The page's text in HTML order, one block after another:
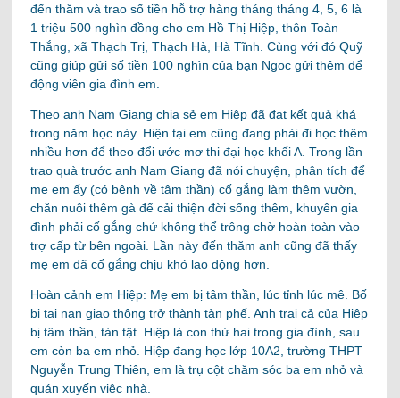
đến thăm và trao số tiền hỗ trợ hàng tháng tháng 4, 5, 6 là
1 triệu 500 nghìn đồng cho em Hồ Thị Hiệp, thôn Toàn
Thắng, xã Thạch Trị, Thạch Hà, Hà Tĩnh. Cùng với đó Quỹ
cũng giúp gửi số tiền 100 nghìn của bạn Ngoc gửi thêm để
động viên gia đình em.
Theo anh Nam Giang chia sẻ em Hiệp đã đạt kết quả khá
trong năm học này. Hiện tại em cũng đang phải đi học thêm
nhiều hơn để theo đổi ước mơ thi đại học khối A. Trong lần
trao quà trước anh Nam Giang đã nói chuyện, phân tích để
mẹ em ấy (có bệnh về tâm thần) cố gắng làm thêm vườn,
chăn nuôi thêm gà để cải thiện đời sống thêm, khuyên gia
đình phải cố gắng chứ không thể trông chờ hoàn toàn vào
trợ cấp từ bên ngoài. Lần này đến thăm anh cũng đã thấy
mẹ em đã cố gắng chịu khó lao động hơn.
Hoàn cảnh em Hiệp: Mẹ em bị tâm thần, lúc tỉnh lúc mê. Bố
bị tai nạn giao thông trở thành tàn phế. Anh trai cả của Hiệp
bị tâm thần, tàn tật. Hiệp là con thứ hai trong gia đình, sau
em còn ba em nhỏ. Hiệp đang học lớp 10A2, trường THPT
Nguyễn Trung Thiên, em là trụ cột chăm sóc ba em nhỏ và
quán xuyến việc nhà.